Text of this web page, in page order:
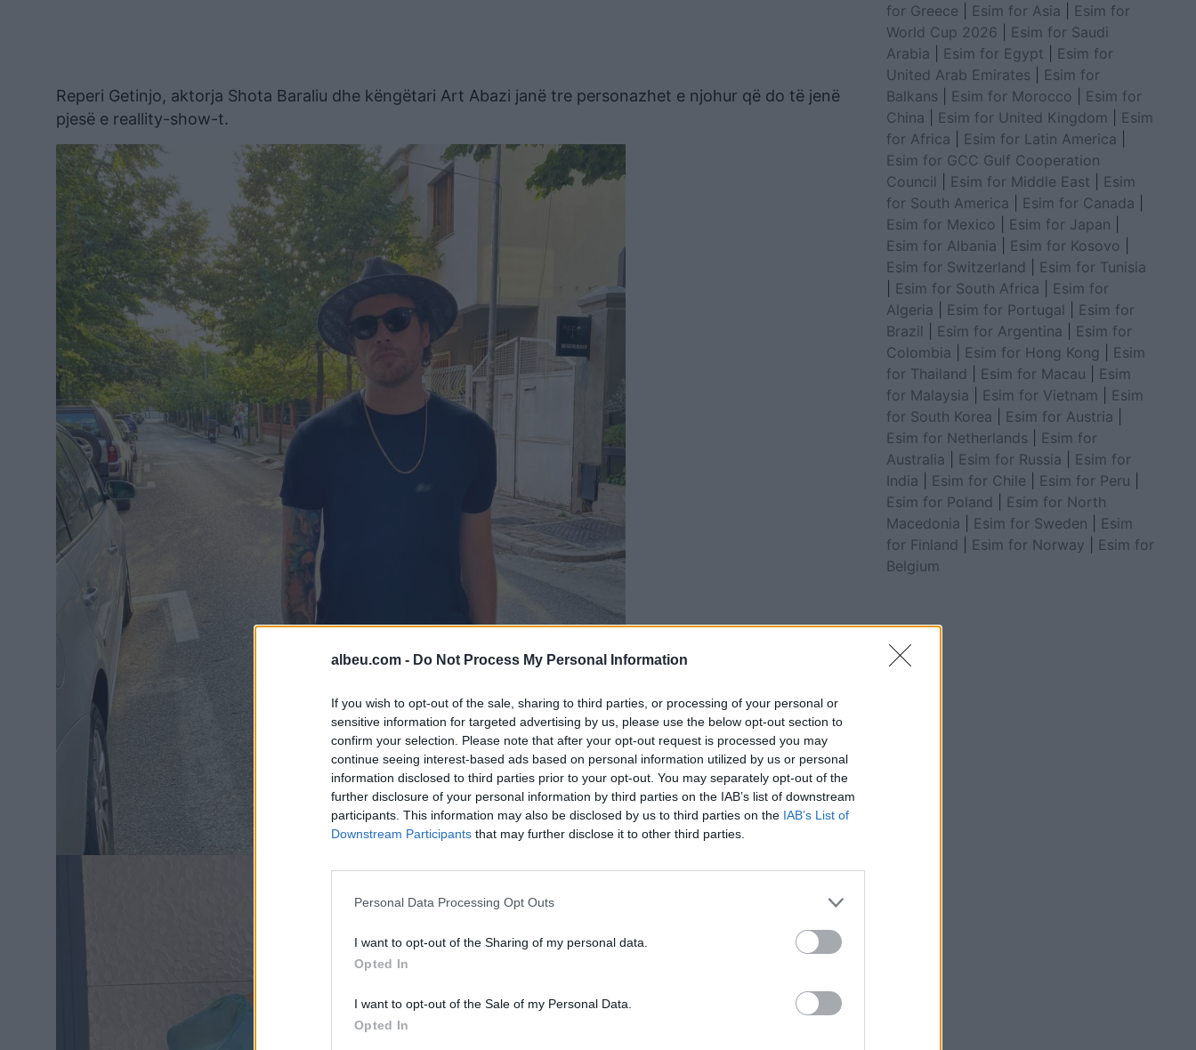
albeu.com - Do Not Process My Personal Information
If you wish to opt-out of the sale, sharing to third parties, or processing of your personal or
sensitive information for targeted advertising by us, please use the below opt-out section to
confirm your selection. Please note that after your opt-out request is processed you may
continue seeing interest-based ads based on personal information utilized by us or personal
information disclosed to third parties prior to your opt-out. You may separately opt-out of the
further disclosure of your personal information by third parties on the IAB’s list of downstream
participants. This information may also be disclosed by us to third parties on the IAB’s List of
Downstream Participants that may further disclose it to other third parties.
Personal Data Processing Opt Outs
I want to opt-out of the Sharing of my personal data.
Opted In
I want to opt-out of the Sale of my Personal Data.
Opted In
Reperi Getinjo, aktorja Shota Baraliu dhe këngëtari Art Abazi janë tre personazhet e njohur që do të jenë
pjesë e reallity-show-t.
for Greece
Esim for Asia
Esim for
World Cup 2026
Esim for Saudi
Arabia
Esim for Egypt
Esim for
United Arab Emirates
Esim for
Balkans
Esim for Morocco
Esim for
China
Esim for United Kingdom
Esim
for Africa
Esim for Latin America
Esim for GCC Gulf Cooperation
Council
Esim for Middle East
Esim
for South America
Esim for Canada
Esim for Mexico
Esim for Japan
Esim for Albania
Esim for Kosovo
Esim for Switzerland
Esim for Tunisia
Esim for South Africa
Esim for
Algeria
Esim for Portugal
Esim for
Brazil
Esim for Argentina
Esim for
Colombia
Esim for Hong Kong
Esim
for Thailand
Esim for Macau
Esim
for Malaysia
Esim for Vietnam
Esim
for South Korea
Esim for Austria
Esim for Netherlands
Esim for
Australia
Esim for Russia
Esim for
India
Esim for Chile Esim for Peru
Esim for Poland
Esim for North
Macedonia
Esim for Sweden
Esim
for Finland
Esim for Norway
Esim for
Belgium